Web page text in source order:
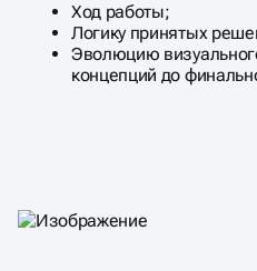
Ход работы;
Логику принятых
Эволюцию
концепций до